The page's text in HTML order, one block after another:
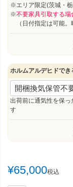
※エリア限定(茨城・
※不要家具引取する
（日付指定は可能。
ホルムアルデヒドでき
出荷前に通気性を保
す
¥65,000税込